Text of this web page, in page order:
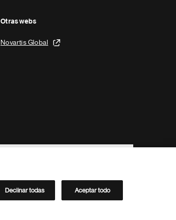
Otras webs
Novartis Global
Directorio de Novartis
Declinar todas Aceptar todo